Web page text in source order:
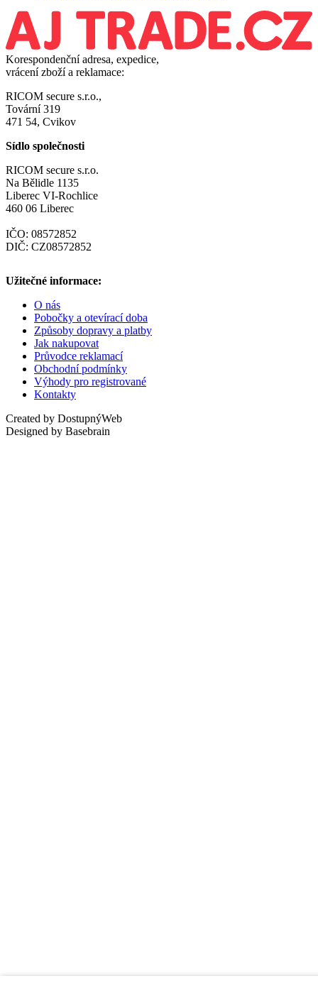
Korespondenční adresa, expedice,
vrácení zboží a reklamace:
RICOM secure s.r.o.,
Tovární 319
471 54, Cvikov
Sídlo společnosti
RICOM secure s.r.o.
Na Bělidle 1135
Liberec VI-Rochlice
460 06 Liberec
IČO: 08572852
DIČ: CZ08572852
Užitečné informace:
O nás
Pobočky a otevírací doba
Způsoby dopravy a platby
Jak nakupovat
Průvodce reklamací
Obchodní podmínky
Výhody pro registrované
Kontakty
Created by DostupnýWeb
Designed by Basebrain